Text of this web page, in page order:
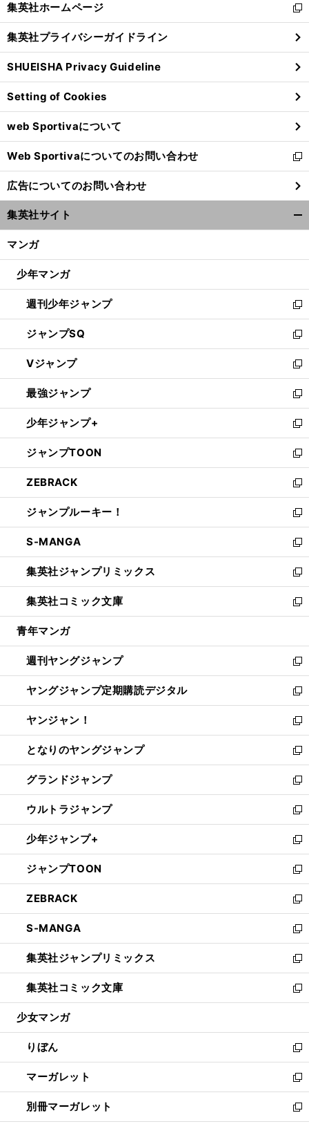
閉
る
集英社ホームページ
新
し
い
ウ
ィ
ン
ド
ウ
で
開
く
集英社プライバシーガイドライン
SHUEISHA Privacy Guideline
Setting of Cookies
web Sportivaについて
Web Sportivaについてのお問い合わせ
新
し
い
ウ
ィ
ン
ウ
開
く
広告についてのお問い合わせ
集英社サイト
マンガ
少年マンガ
週刊少年ジャンプ
新
し
い
ウ
ィ
ン
ド
ウ
で
開
く
ジャンプSQ
新
し
い
ウ
ィ
ン
ド
ウ
で
開
く
Vジャンプ
新
し
い
ウ
ィ
ン
ド
ウ
で
開
く
最強ジャンプ
新
し
い
ウ
ィ
ン
ド
ウ
で
開
く
少年ジャンプ+
新
し
い
ウ
ィ
ン
ド
ウ
で
開
く
ジャンプTOON
新
し
い
ウ
ィ
ン
ド
ウ
で
開
く
ZEBRACK
新
し
い
ウ
ィ
ン
ド
ウ
で
開
ジャンプルーキー！
新
し
い
ウ
ィ
ン
ド
ウ
開
く
S-MANGA
新
し
い
ウ
ィ
ン
ウ
で
開
く
集英社ジャンプリミックス
新
し
い
ウ
ン
ド
ウ
で
開
く
集英社コミック文庫
新
し
ウ
ィ
ン
ド
ウ
で
開
く
青年マンガ
週刊ヤングジャンプ
新
し
い
ウ
ィ
ン
ド
ウ
で
開
く
ヤングジャンプ定期購読デジタル
新
し
い
ウ
ィ
ン
ド
ウ
で
開
く
ヤンジャン！
新
し
い
ウ
ィ
ン
ド
ウ
で
開
く
となりのヤングジャンプ
新
し
い
ウ
ィ
ン
ド
ウ
で
開
く
グランドジャンプ
新
し
い
ウ
ィ
ン
ド
ウ
で
開
く
ウルトラジャンプ
新
し
い
ウ
ィ
ン
ド
ウ
で
開
く
少年ジャンプ+
新
し
い
ウ
ィ
ン
ド
ウ
で
開
く
ジャンプTOON
新
し
い
ウ
ィ
ン
ド
ウ
で
開
ZEBRACK
新
し
い
ウ
ィ
ン
ド
ウ
開
く
S-MANGA
新
し
い
ウ
ィ
ン
ウ
で
開
く
集英社ジャンプリミックス
新
し
い
ウ
ン
ド
ウ
で
開
く
集英社コミック文庫
新
し
ウ
ィ
ン
ド
ウ
で
開
少女マンガ
りぼん
新
し
い
ウ
ィ
マーガレット
新
し
い
別冊マーガレット
新